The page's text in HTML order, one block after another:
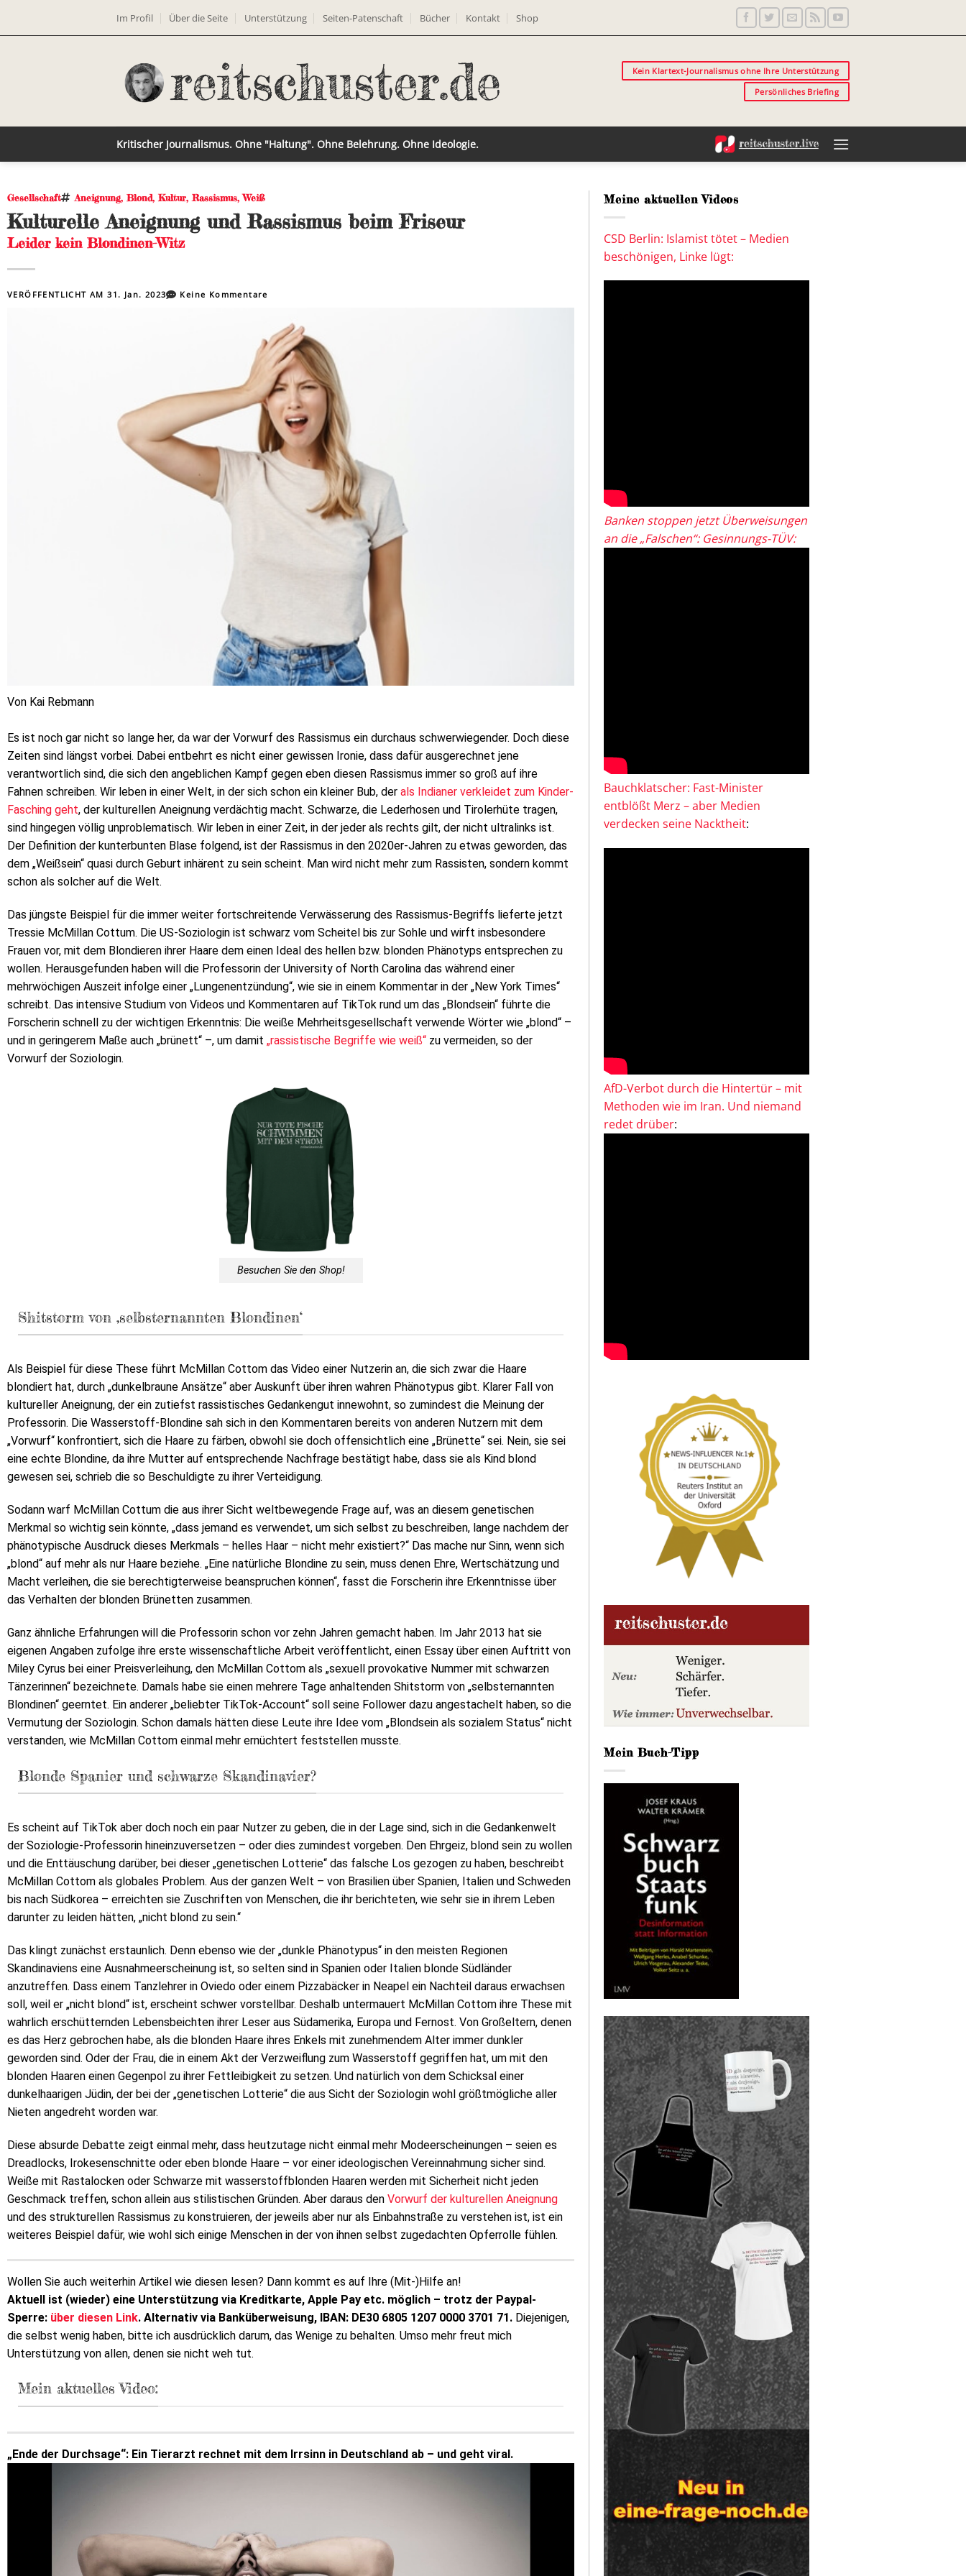
Im Profil Über die Seite Unterstützung Seiten-Patenschaft Bücher Kontakt Shop
Kein Klartext-Journalismus ohne Ihre Unterstützung
Persönliches Briefing
Kritischer Journalismus. Ohne "Haltung". Ohne Belehrung. Ohne Ideologie.
Gesellschaft Aneignung, Blond, Kultur, Rassismus,Weiß
Kulturelle Aneignung und Rassismus beim Friseur
Leider kein Blondinen-Witz
VERÖFFENTLICHT AM31. Jan. 2023 Keine Kommentare
Von Kai Rebmann
Es ist noch gar nicht so lange her, da war der Vorwurf des Rassismus ein durchaus schwerwiegender. Doch diese
Zeiten sind längst vorbei. Dabei entbehrt es nicht einer gewissen Ironie, dass dafür ausgerechnet jene
verantwortlich sind, die sich den angeblichen Kampf gegen eben diesen Rassismus immer so groß auf ihre
Fahnen schreiben. Wir leben in einer Welt, in der sich schon ein kleiner Bub, der als Indianer verkleidet zum Kinder-
Fasching geht, der kulturellen Aneignung verdächtig macht. Schwarze, die Lederhosen und Tirolerhüte tragen,
sind hingegen völlig unproblematisch. Wir leben in einer Zeit, in der jeder als rechts gilt, der nicht ultralinks ist.
Der Definition der kunterbunten Blase folgend, ist der Rassismus in den 2020er-Jahren zu etwas geworden, das
dem „Weißsein“ quasi durch Geburt inhärent zu sein scheint. Man wird nicht mehr zum Rassisten, sondern kommt
schon als solcher auf die Welt.
Das jüngste Beispiel für die immer weiter fortschreitende Verwässerung des Rassismus-Begriffs lieferte jetzt
Tressie McMillan Cottum. Die US-Soziologin ist schwarz vom Scheitel bis zur Sohle und wirft insbesondere
Frauen vor, mit dem Blondieren ihrer Haare dem einen Ideal des hellen bzw. blonden Phänotyps entsprechen zu
wollen. Herausgefunden haben will die Professorin der University of North Carolina das während einer
mehrwöchigen Auszeit infolge einer „Lungenentzündung“, wie sie in einem Kommentar in der „New York Times“
schreibt. Das intensive Studium von Videos und Kommentaren auf TikTok rund um das „Blondsein“ führte die
Forscherin schnell zu der wichtigen Erkenntnis: Die weiße Mehrheitsgesellschaft verwende Wörter wie „blond“ –
und in geringerem Maße auch „brünett“ –, um damit „rassistische Begriffe wie weiß“ zu vermeiden, so der
Vorwurf der Soziologin.
Besuchen Sie den Shop!
Shitstorm von ‚selbsternannten Blondinen‘
Als Beispiel für diese These führt McMillan Cottom das Video einer Nutzerin an, die sich zwar die Haare
blondiert hat, durch „dunkelbraune Ansätze“ aber Auskunft über ihren wahren Phänotypus gibt. Klarer Fall von
kultureller Aneignung, der ein zutiefst rassistisches Gedankengut innewohnt, so zumindest die Meinung der
Professorin. Die Wasserstoff-Blondine sah sich in den Kommentaren bereits von anderen Nutzern mit dem
„Vorwurf“ konfrontiert, sich die Haare zu färben, obwohl sie doch offensichtlich eine „Brünette“ sei. Nein, sie sei
eine echte Blondine, da ihre Mutter auf entsprechende Nachfrage bestätigt habe, dass sie als Kind blond
gewesen sei, schrieb die so Beschuldigte zu ihrer Verteidigung.
Sodann warf McMillan Cottum die aus ihrer Sicht weltbewegende Frage auf, was an diesem genetischen
Merkmal so wichtig sein könnte, „dass jemand es verwendet, um sich selbst zu beschreiben, lange nachdem der
phänotypische Ausdruck dieses Merkmals – helles Haar – nicht mehr existiert?“ Das mache nur Sinn, wenn sich
„blond“ auf mehr als nur Haare beziehe. „Eine natürliche Blondine zu sein, muss denen Ehre, Wertschätzung und
Macht verleihen, die sie berechtigterweise beanspruchen können“, fasst die Forscherin ihre Erkenntnisse über
das Verhalten der blonden Brünetten zusammen.
Ganz ähnliche Erfahrungen will die Professorin schon vor zehn Jahren gemacht haben. Im Jahr 2013 hat sie
eigenen Angaben zufolge ihre erste wissenschaftliche Arbeit veröffentlicht, einen Essay über einen Auftritt von
Miley Cyrus bei einer Preisverleihung, den McMillan Cottom als „sexuell provokative Nummer mit schwarzen
Tänzerinnen“ bezeichnete. Damals habe sie einen mehrere Tage anhaltenden Shitstorm von „selbsternannten
Blondinen“ geerntet. Ein anderer „beliebter TikTok-Account“ soll seine Follower dazu angestachelt haben, so die
Vermutung der Soziologin. Schon damals hätten diese Leute ihre Idee vom „Blondsein als sozialem Status“ nicht
verstanden, wie McMillan Cottom einmal mehr ernüchtert feststellen musste.
Blonde Spanier und schwarze Skandinavier?
Es scheint auf TikTok aber doch noch ein paar Nutzer zu geben, die in der Lage sind, sich in die Gedankenwelt
der Soziologie-Professorin hineinzuversetzen – oder dies zumindest vorgeben. Den Ehrgeiz, blond sein zu wollen
und die Enttäuschung darüber, bei dieser „genetischen Lotterie“ das falsche Los gezogen zu haben, beschreibt
McMillan Cottom als globales Problem. Aus der ganzen Welt – von Brasilien über Spanien, Italien und Schweden
bis nach Südkorea – erreichten sie Zuschriften von Menschen, die ihr berichteten, wie sehr sie in ihrem Leben
darunter zu leiden hätten, „nicht blond zu sein.“
Das klingt zunächst erstaunlich. Denn ebenso wie der „dunkle Phänotypus“ in den meisten Regionen
Skandinaviens eine Ausnahmeerscheinung ist, so selten sind in Spanien oder Italien blonde Südländer
anzutreffen. Dass einem Tanzlehrer in Oviedo oder einem Pizzabäcker in Neapel ein Nachteil daraus erwachsen
soll, weil er „nicht blond“ ist, erscheint schwer vorstellbar. Deshalb untermauert McMillan Cottom ihre These mit
wahrlich erschütternden Lebensbeichten ihrer Leser aus Südamerika, Europa und Fernost. Von Großeltern, denen
es das Herz gebrochen habe, als die blonden Haare ihres Enkels mit zunehmendem Alter immer dunkler
geworden sind. Oder der Frau, die in einem Akt der Verzweiflung zum Wasserstoff gegriffen hat, um mit den
blonden Haaren einen Gegenpol zu ihrer Fettleibigkeit zu setzen. Und natürlich von dem Schicksal einer
dunkelhaarigen Jüdin, der bei der „genetischen Lotterie“ die aus Sicht der Soziologin wohl größtmögliche aller
Nieten angedreht worden war.
Diese absurde Debatte zeigt einmal mehr, dass heutzutage nicht einmal mehr Modeerscheinungen – seien es
Dreadlocks, Irokesenschnitte oder eben blonde Haare – vor einer ideologischen Vereinnahmung sicher sind.
Weiße mit Rastalocken oder Schwarze mit wasserstoffblonden Haaren werden mit Sicherheit nicht jeden
Geschmack treffen, schon allein aus stilistischen Gründen. Aber daraus den Vorwurf der kulturellen Aneignung
und des strukturellen Rassismus zu konstruieren, der jeweils aber nur als Einbahnstraße zu verstehen ist, ist ein
weiteres Beispiel dafür, wie wohl sich einige Menschen in der von ihnen selbst zugedachten Opferrolle fühlen.
Wollen Sie auch weiterhin Artikel wie diesen lesen? Dann kommt es auf Ihre (Mit-)Hilfe an!
Aktuell ist (wieder) eine Unterstützung via Kreditkarte, Apple Pay etc. möglich – trotz der Paypal-
Sperre: über diesen Link. Alternativ via Banküberweisung, IBAN: DE30 6805 1207 0000 3701 71. Diejenigen,
die selbst wenig haben, bitte ich ausdrücklich darum, das Wenige zu behalten. Umso mehr freut mich
Unterstützung von allen, denen sie nicht weh tut.
Mein aktuelles Video:
„Ende der Durchsage“: Ein Tierarzt rechnet mit dem Irrsinn in Deutschland ab – und geht viral.
Meine aktuellen Videos
CSD Berlin: Islamist tötet – Medien
beschönigen, Linke lügt:
Banken stoppen jetzt Überweisungen
an die „Falschen“: Gesinnungs-TÜV:
Bauchklatscher: Fast-Minister
entblößt Merz – aber Medien
verdecken seine Nacktheit:
AfD-Verbot durch die Hintertür – mit
Methoden wie im Iran. Und niemand
redet drüber:
Mein Buch-Tipp